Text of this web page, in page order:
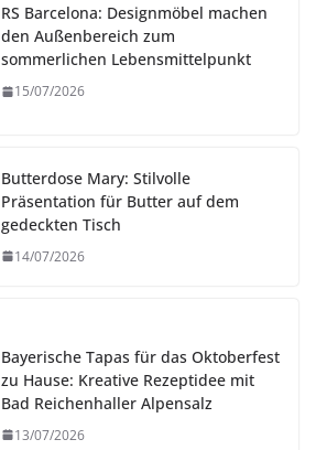
RS Barcelona: Designmöbel machen
den Außenbereich zum
sommerlichen Lebensmittelpunkt
15/07/2026
Butterdose Mary: Stilvolle
Präsentation für Butter auf dem
gedeckten Tisch
14/07/2026
Bayerische Tapas für das Oktoberfest
zu Hause: Kreative Rezeptidee mit
Bad Reichenhaller Alpensalz
13/07/2026